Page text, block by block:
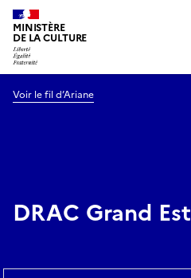
MINISTÈRE
DE LA CULTURE
Voir le fil d’Ariane
DRAC Grand Est